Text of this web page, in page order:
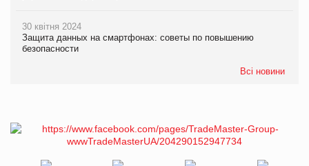
30 квітня 2024
Защита данных на смартфонах: советы по повышению
безопасности
Всі новини